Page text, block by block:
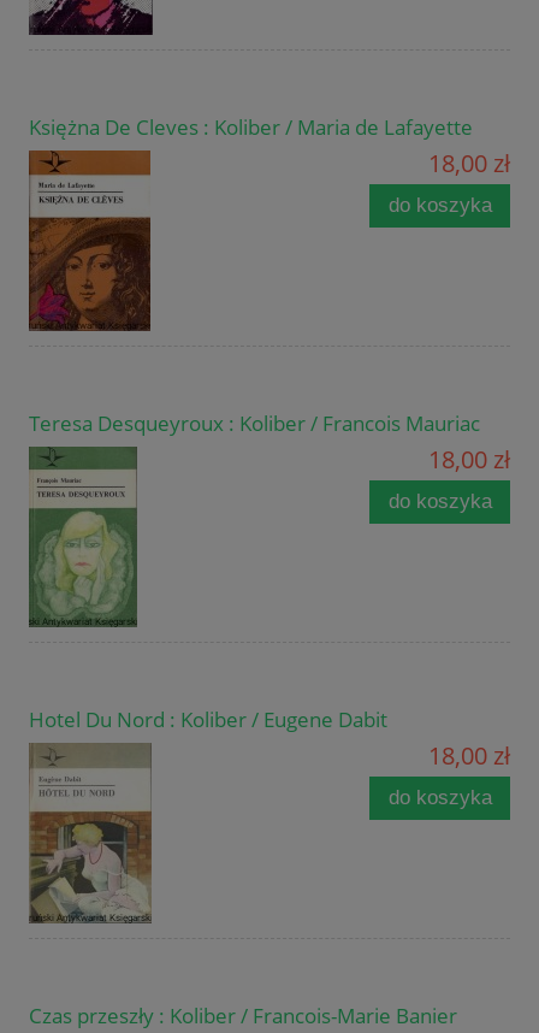
Księżna De Cleves : Koliber / Maria de Lafayette
18,00 zł
do koszyka
Teresa Desqueyroux : Koliber / Francois Mauriac
18,00 zł
do koszyka
Hotel Du Nord : Koliber / Eugene Dabit
18,00 zł
do koszyka
Czas przeszły : Koliber / Francois-Marie Banier